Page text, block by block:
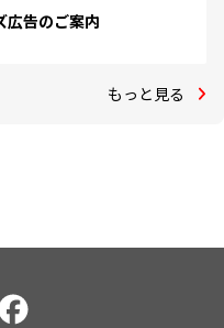
広告のご案内
もっと見る